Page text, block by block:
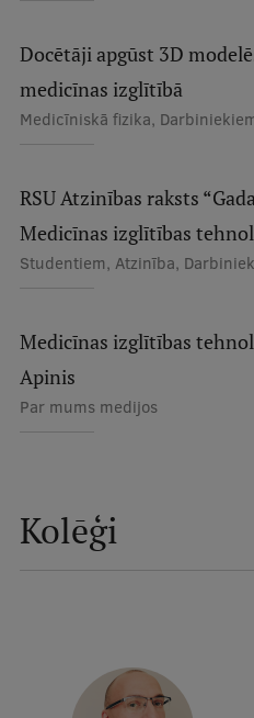
Vēsture un tradīcijas
Identitāte
RSU fonds
Ģerbonis
Reitingi
Virtuālā tūre
Dati par 2025. gadu
Suvenīri un grāmatas
Docētāji apgūst 3D
medicīnas izglītībā
Medicīniskā fizika,
RSU Atzinības raksts
Medicīnas izglītības
Studentiem, Atzinība,
Medicīnas izglītības
Apinis
Par mums medijos
Kolēģi